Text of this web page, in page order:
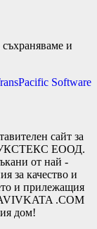
съхраняваме и
Software
сайт за
ЛУКСТЕКС ЕООД.
от най -
за качество и
и прилежащия
.COM
дом!